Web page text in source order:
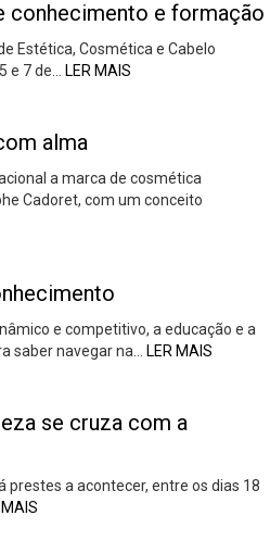
conhecimento e formação
Estética, Cosmética e Cabelo
e 7 de…
LER MAIS
alma
a marca de cosmética
Cadoret, com um conceito
e competitivo, a educação e a
saber navegar na…
LER MAIS
se cruza com a
prestes a acontecer, entre os dias 18
MAIS